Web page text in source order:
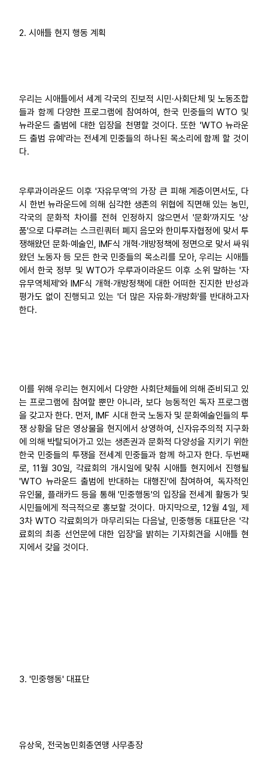
2. 시애틀 현지 행동 계획
우리는 시애틀에서 세계 각국의 진보적 시민·사회단체 및 노동조합
들과 함께 다양한 프로그램에 참여하여, 한국 민중들의 WTO 및
뉴라운드 출범에 대한 입장을 천명할 것이다. 또한 'WTO 뉴라운
드 출범 유예'라는 전세계 민중들의 하나된 목소리에 함께 할 것이
다.
우루과이라운드 이후 '자유무역'의 가장 큰 피해 계층이면서도, 다
시 한번 뉴라운드에 의해 심각한 생존의 위협에 직면해 있는 농민,
각국의 문화적 차이를 전혀 인정하지 않으면서 '문화'까지도 '상
품'으로 다루려는 스크린쿼터 폐지 음모와 한미투자협정에 맞서 투
쟁해왔던 문화·예술인, IMF식 개혁·개방정책에 정면으로 맞서 싸워
왔던 노동자 등 모든 한국 민중들의 목소리를 모아, 우리는 시애틀
에서 한국 정부 및 WTO가 우루과이라운드 이후 소위 말하는 '자
유무역체제'와 IMF식 개혁·개방정책에 대한 어떠한 진지한 반성과
평가도 없이 진행되고 있는 '더 많은 자유화·개방화'를 반대하고자
한다.
이를 위해 우리는 현지에서 다양한 사회단체들에 의해 준비되고 있
는 프로그램에 참여할 뿐만 아니라, 보다 능동적인 독자 프로그램
을 갖고자 한다. 먼저, IMF 시대 한국 노동자 및 문화예술인들의 투
쟁 상황을 담은 영상물을 현지에서 상영하여, 신자유주의적 지구화
에 의해 박탈되어가고 있는 생존권과 문화적 다양성을 지키기 위한
한국 민중들의 투쟁을 전세계 민중들과 함께 하고자 한다. 두번째
로, 11월 30일, 각료회의 개시일에 맞춰 시애틀 현지에서 진행될
'WTO 뉴라운드 출범에 반대하는 대행진'에 참여하여, 독자적인
유인물, 플래카드 등을 통해 '민중행동'의 입장을 전세계 활동가 및
시민들에게 적극적으로 홍보할 것이다. 마지막으로, 12월 4일, 제
3차 WTO 각료회의가 마무리되는 다음날, 민중행동 대표단은 '각
료회의 최종 선언문에 대한 입장'을 밝히는 기자회견을 시애틀 현
지에서 갖을 것이다.
3. '민중행동' 대표단
유상욱, 전국농민회총연맹 사무총장